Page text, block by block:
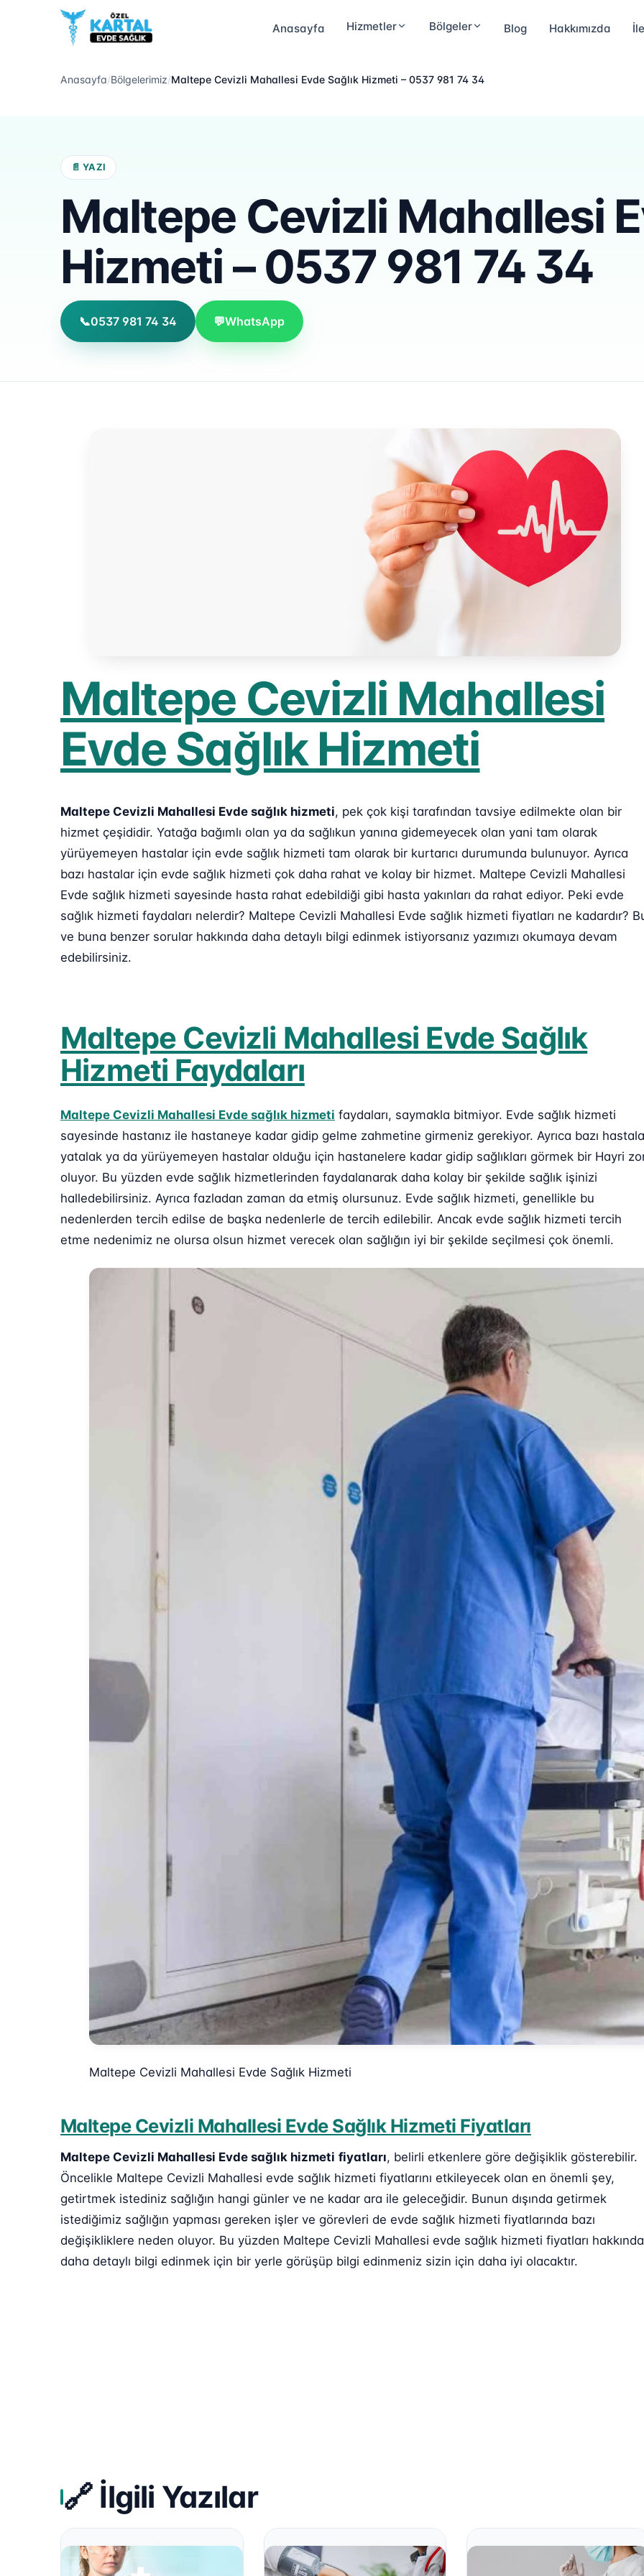
Anasayfa Hizmetler Bölgeler Blog Hakkımızda
Anasayfa/Bölgelerimiz/Maltepe Cevizli Mahallesi Evde Sağlık Hizmeti – 0537 981 74 34
📄 YAZI
Maltepe Cevizli Mahallesi
Hizmeti – 0537 981 74 34
📞0537 981 74 34 💬WhatsApp
Maltepe Cevizli Mahallesi
Evde Sağlık Hizmeti
Maltepe Cevizli Mahallesi Evde sağlık hizmeti, pek çok kişi tarafından tavsiye edilmekte olan bir
hizmet çeşididir. Yatağa bağımlı olan ya da sağlıkun yanına gidemeyecek olan yani tam olarak
yürüyemeyen hastalar için evde sağlık hizmeti tam olarak bir kurtarıcı durumunda bulunuyor. Ayrıca
bazı hastalar için evde sağlık hizmeti çok daha rahat ve kolay bir hizmet. Maltepe Cevizli Mahallesi
Evde sağlık hizmeti sayesinde hasta rahat edebildiği gibi hasta yakınları da rahat ediyor. Peki evde
sağlık hizmeti faydaları nelerdir? Maltepe Cevizli Mahallesi Evde sağlık hizmeti fiyatları ne kadardır?
ve buna benzer sorular hakkında daha detaylı bilgi edinmek istiyorsanız yazımızı okumaya devam
edebilirsiniz.
Maltepe Cevizli Mahallesi Evde Sağlık
Hizmeti Faydaları
Maltepe Cevizli Mahallesi Evde sağlık hizmeti faydaları, saymakla bitmiyor. Evde sağlık hizmeti
sayesinde hastanız ile hastaneye kadar gidip gelme zahmetine girmeniz gerekiyor. Ayrıca bazı
yatalak ya da yürüyemeyen hastalar olduğu için hastanelere kadar gidip sağlıkları görmek bir Hayri
oluyor. Bu yüzden evde sağlık hizmetlerinden faydalanarak daha kolay bir şekilde sağlık işinizi
halledebilirsiniz. Ayrıca fazladan zaman da etmiş olursunuz. Evde sağlık hizmeti, genellikle bu
nedenlerden tercih edilse de başka nedenlerle de tercih edilebilir. Ancak evde sağlık hizmeti tercih
etme nedenimiz ne olursa olsun hizmet verecek olan sağlığın iyi bir şekilde seçilmesi çok önemli.
Maltepe Cevizli Mahallesi Evde Sağlık Hizmeti
Maltepe Cevizli Mahallesi Evde Sağlık Hizmeti Fiyatları
Maltepe Cevizli Mahallesi Evde sağlık hizmeti fiyatları, belirli etkenlere göre değişiklik gösterebilir.
Öncelikle Maltepe Cevizli Mahallesi evde sağlık hizmeti fiyatlarını etkileyecek olan en önemli şey,
getirtmek istediniz sağlığın hangi günler ve ne kadar ara ile geleceğidir. Bunun dışında getirmek
istediğimiz sağlığın yapması gereken işler ve görevleri de evde sağlık hizmeti fiyatlarında bazı
değişikliklere neden oluyor. Bu yüzden Maltepe Cevizli Mahallesi evde sağlık hizmeti fiyatları hakkında
daha detaylı bilgi edinmek için bir yerle görüşüp bilgi edinmeniz sizin için daha iyi olacaktır.
🔗 İlgili Yazılar